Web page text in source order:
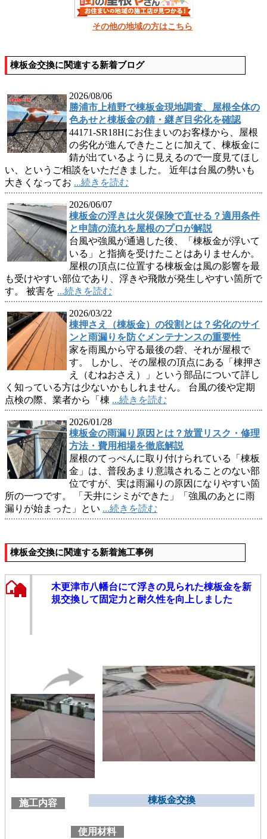
その他の地域の方はこちら
棟板金交換に関連する新着ブログ
2026/08/06
勝浦市上植野で棟板金現地調査、屋根全体の
色あせと棟板金の錆・継ぎ目劣化を確認
44171-SR18Hにお住まいのお客様から、屋根
の劣化が進んできたことに加えて、棟板金に
錆が出ているように見えるので一度見てほし
い、というご相談をいただきました。 近年は台風の勢いも
大きくなってお ...続きを読む
2026/06/07
棟板金の浮きは火災保険で直せる？適用条件
と申請の流れを屋根のプロが解説
台風や強風が通過した後、「棟板金が浮いて
いる」と指摘を受けたことはありませんか。
屋根の頂点に位置する棟板金は風の影響を最
も受けやすい部位であり、浮きや飛散が発生しやすい箇所で
す。 被害を ...続きを読む
2026/03/22
棟押さえ（棟板金）の役割とは？劣化のサイ
ンと雨漏りを防ぐメンテナンスの重要性
家を雨風から守る最後の砦、それが屋根で
す。 しかし、その屋根の頂点にある「棟押さ
え（むねおさえ）」という部品について詳し
く知っている方は少ないかもしれません。 台風の後や定期
点検の際、業者から「棟 ...続きを読む
2026/01/28
棟板金の雨漏り原因とは？放置リスク・修理
方法・費用相場を徹底解説
屋根のてっぺんに取り付けられている「棟板
金」は、普段あまり意識されることのない部
位ですが、実は雨漏りの原因になりやすい箇
所の一つです。 「天井にシミができた」「強風のあとに雨
漏りが始まった」とい ...続きを読む
棟板金交換に関連する新着施工事例
木更津市八幡台にて浮きの見られた棟板金を新
規交換して固定力と耐久性を向上しました
施工内容 棟板金交換
使用材料